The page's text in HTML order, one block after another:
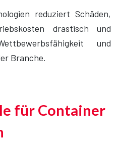
reduziert Schäden,
drastisch und
und
Branche.
für Container